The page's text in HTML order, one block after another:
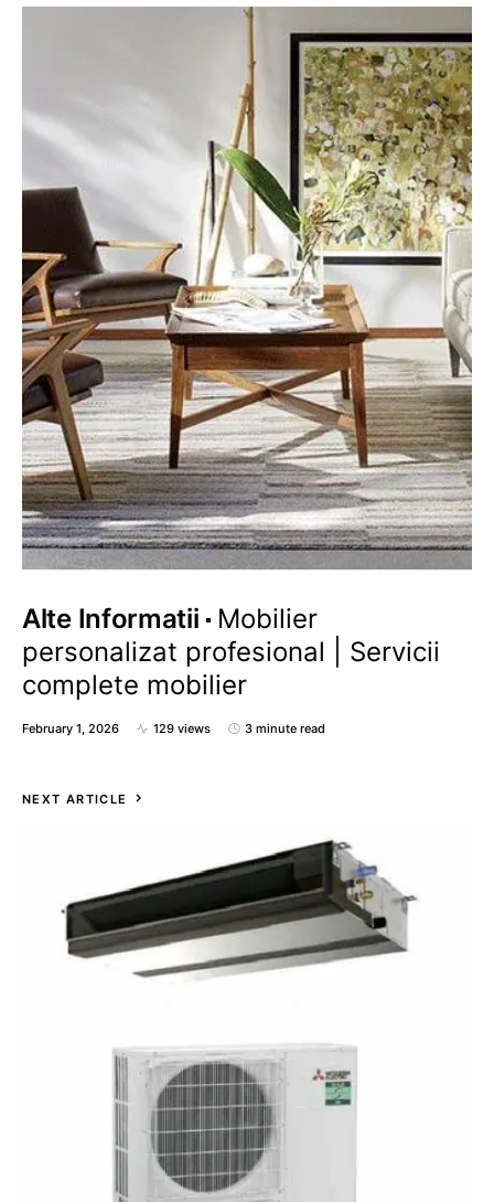
Alte Informatii
Mobilier
personalizat profesional | Servicii
complete mobilier
February 1, 2026 129 views 3 minute read
NEXT ARTICLE